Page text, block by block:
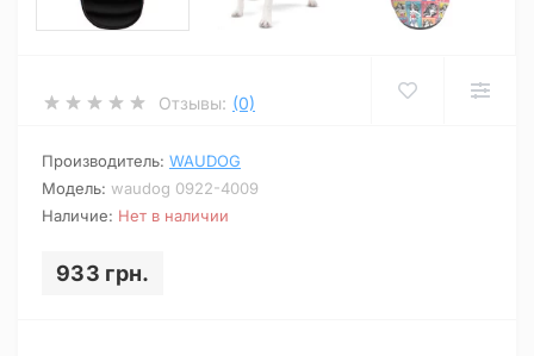
Отзывы: (0)
Производитель: WAUDOG
Модель: waudog 0922-4009
Наличие: Нет в наличии
933 грн.